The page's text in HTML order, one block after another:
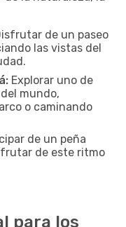
de un paseo
las vistas del
Explorar uno de
mundo,
o caminando
de un peña
de este ritmo
para los